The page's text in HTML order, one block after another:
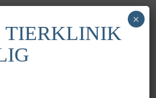
TIERKLINIK
×